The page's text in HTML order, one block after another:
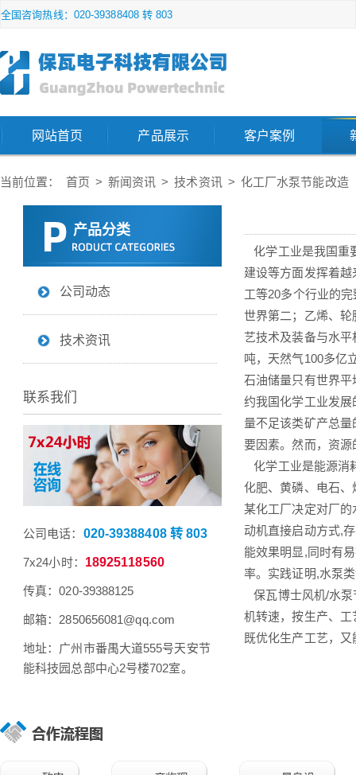
全国咨询热线：020-39388408 转 803
网站首页 产品展示 客户案例
当前位置： 首页 > 新闻资讯 > 技术资讯 > 化工厂水泵节能改造
化学工业是我国重
建设等方面发挥着
工等20多个行业的
世界第二；乙烯、
艺技术及装备与水
吨，天然气100多亿
石油储量只有世界
约我国化学工业发展
量不足该类矿产总
要因素。然而，资
化学工业是能源消
化肥、黄磷、电石
某化工厂决定对厂
动机直接启动方式,
能效果明显,同时有
率。实践证明,水泵
保瓦博士风机/水泵
机转速，按生产、
既优化生产工艺，
产品分类
公司动态
技术资讯
联系我们
公司电话： 020-39388408 转 803
7x24小时： 18925118560
传真：020-39388125
邮箱：2850656081@qq.com
地址：广州市番禺大道555号天安节
能科技园总部中心2号楼702室。